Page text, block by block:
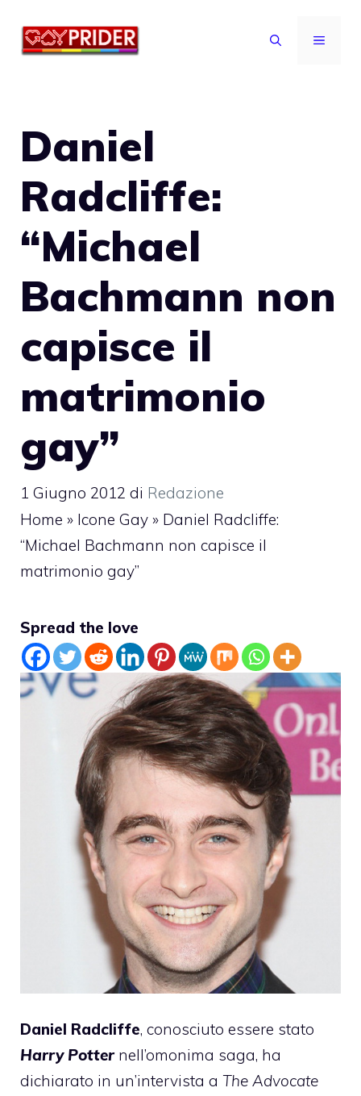
MENU
Daniel
Radcliffe:
“Michael
Bachmann non
capisce il
matrimonio
gay”
1 Giugno 2012 di Redazione
Home » Icone Gay » Daniel Radcliffe:
“Michael Bachmann non capisce il
matrimonio gay”
Spread the love
Daniel Radcliffe, conosciuto essere stato
Harry Potternell’omonima saga, ha
dichiarato in un’intervista a The Advocate